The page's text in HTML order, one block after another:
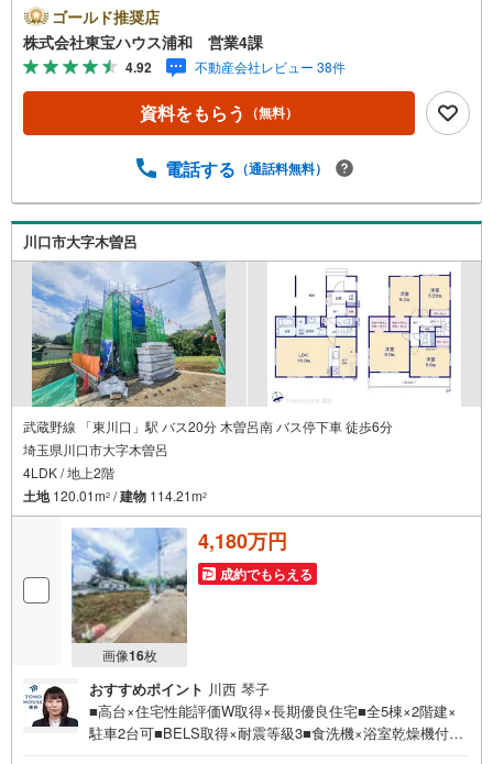
無休）こちらの時間帯はお電話でのお問い合わせがスムー
ズにご案内できますぜひお気軽にご連絡下さい！東宝ハウ
スライフソリューションズグループ 東宝ハウス浦和 特
別提携金利〔一例〕東宝ハウス浦和の住宅ローン■変動金利
全期間引下げプラン⇒住宅ローン金利優遇割の最大適用
《0.89％》と某信用金庫金利1.275％の比較借入金4000万円
分まで（審査・要件があります）◇TOHO HOUSE CLUBで
接ご対応ライフプランニング、かけつけサポート、Club Off
プレミアムなど多彩なサービスがございます
ゴールド推奨店
株式会社東宝ハウス浦和 営業4課
4.92 不動産会社レビュー 38件
資料をもらう （無料）
電話する （通話料無料）
川口市大字木曽呂
武蔵野線 「東川口」駅 バス20分 木曽呂南 バス停下車 徒歩6分
埼玉県川口市大字木曽呂
4LDK / 地上2階
土地120.01m2 /建物 114.21m2
画像16枚
4,180万円
成約でもらえる
おすすめポイント 川西 琴子
■高台×住宅性能評価W取得×長期優良住宅■全5棟×2階建×
駐車2台可■BELS取得×耐震等級3■食洗機×浴室乾燥機付■